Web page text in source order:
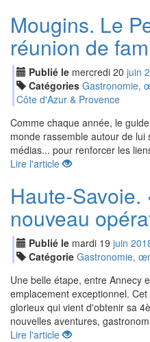
Mougins. Le
réunion de
Publié le mercredi 20 juin
Catégories Gastronomie,
Côte d'Azur & Provence
Comme chaque année, le
monde rassemble autour de
médias... pour renforcer les
Lire l'article
Haute-Savoie.
nouveau
Publié le mardi 19 juin
Catégorie Gastronomie,
Une belle étape, entre Annecy
emplacement exceptionnel.
glorieux qui vient d'obtenir sa
nouvelles aventures,
Lire l'article